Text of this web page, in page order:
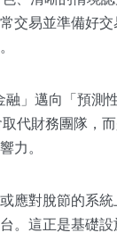
交易並準備好
融」邁向「預
代財務團隊，
力。
應對脫節的系
。這正是基礎